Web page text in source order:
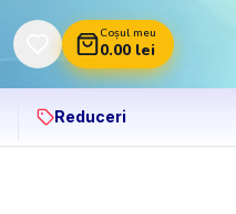
Coșul meu
0.00lei
Reduceri